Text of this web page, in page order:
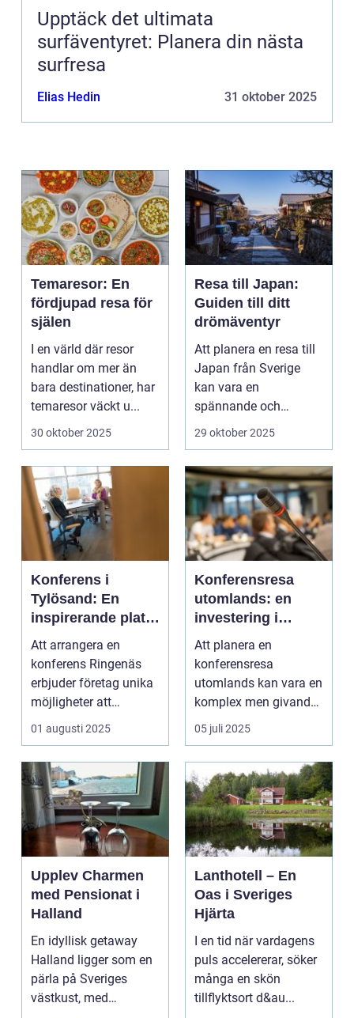
Upptäck det ultimata
surfäventyret: Planera din nästa
surfresa
Elias Hedin 31 oktober 2025
Temaresor: En
fördjupad resa för
själen
I en värld där resor
handlar om mer än
bara destinationer, har
temaresor väckt u...
30 oktober 2025
Resa till Japan:
Guiden till ditt
drömäventyr
Att planera en resa till
Japan från Sverige
kan vara en
spännande och
överväldi...
29 oktober 2025
Konferens i
Tylösand: En
inspirerande plats
för din nästa
företagssammank
omst
Att arrangera en
konferens Ringenäs
erbjuder företag unika
möjligheter att
kombinera ...
01 augusti 2025
Konferensresa
utomlands: en
investering i
kunskap och
nätverk
Att planera en
konferensresa
utomlands kan vara en
komplex men givande
upplevelse som
öppnar up...
05 juli 2025
Upplev Charmen
med Pensionat i
Halland
En idyllisk getaway
Halland ligger som en
pärla på Sveriges
västkust, med
Lanthotell – En
Oas i Sveriges
Hjärta
I en tid när vardagens
puls accelererar, söker
många en skön
tillflyktsort d&au...